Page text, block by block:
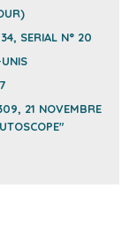
SERIAL N° 20
21 NOVEMBRE